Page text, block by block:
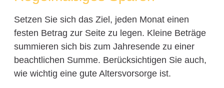
Setzen Sie sich das Ziel, jeden Monat einen
festen Betrag zur Seite zu legen. Kleine Beträge
summieren sich bis zum Jahresende zu einer
beachtlichen Summe. Berücksichtigen Sie auch,
wie wichtig eine gute Altersvorsorge ist.